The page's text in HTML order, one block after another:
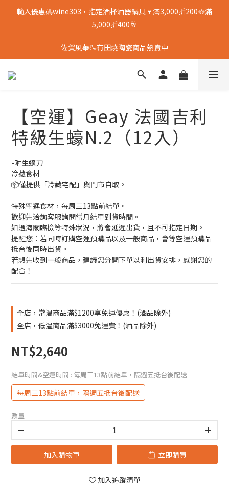
輸入優惠碼wine303，指定酒杯酒器鍋具🍷滿3,000折200🥘滿
5,000折400🥂
佐賀風華🍶有田燒陶瓷商品熱賣中
【空運】Geay 法國吉利
特級生蠔N.2（12入）
-附生蠔刀
冷藏食材
📦僅提供「冷藏宅配」與門市自取。
特殊空運食材，每周三13點前結單。
歡迎先洽詢客服詢問當月結單到貨時間。
如遇海關臨檢等特殊狀況，將會延遲出貨，且不可指定日期。
提醒您：若同時訂購空運預購品以及一般商品，會等空運預購品
抵台後同時出貨。
若想先收到一般商品，建議您分開下單以利出貨安排，感謝您的
配合！
全店，常溫商品滿$1200享免運優惠！(酒品除外)
全店，低溫商品滿$3000免運費！(酒品除外)
NT$2,640
結單時間&空運時間 : 每周三13點前結單，隔週五抵台後配送
每周三13點前結單，隔週五抵台後配送
數量
加入購物車 立即購買
加入追蹤清單